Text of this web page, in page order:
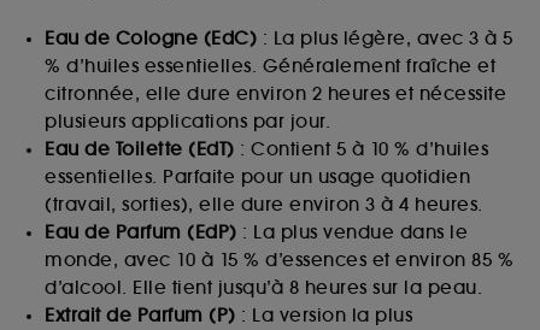
Eau de Cologne (EdC) : La plus légère, avec 3 à 5
% d’huiles essentielles. Généralement fraîche et
citronnée, elle dure environ 2 heures et nécessite
plusieurs applications par jour.
Eau de Toilette (EdT) : Contient 5 à 10 % d’huiles
essentielles. Parfaite pour un usage quotidien
(travail, sorties), elle dure environ 3 à 4 heures.
Eau de Parfum (EdP) : La plus vendue dans le
monde, avec 10 à 15 % d’essences et environ 85 %
d’alcool. Elle tient jusqu’à 8 heures sur la peau.
Extrait de Parfum (P) : La version la plus